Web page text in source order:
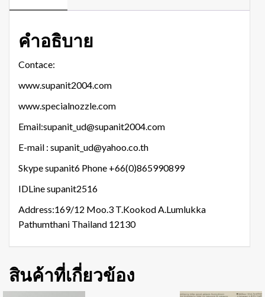
คำอธิบาย
Contace:
www.supanit2004.com
www.specialnozzle.com
Email:supanit_ud@supanit2004.com
E-mail : supanit_ud@yahoo.co.th
Skype supanit6 Phone +66(0)865990899
IDLine supanit2516
Address:169/12 Moo.3 T.Kookod A.Lumlukka
Pathumthani Thailand 12130
สินค้าที่เกี่ยวข้อง